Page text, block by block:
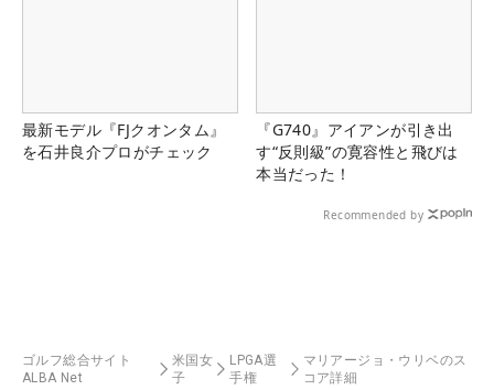
最新モデル『FJクオンタム』
を石井良介プロがチェック
『G740』アイアンが引き出
す“反則級”の寛容性と飛びは
本当だった！
Recommended by
ゴルフ総合サイト
ALBA Net
米国女
子
LPGA選
手権
マリアージョ・ウリベのス
コア詳細